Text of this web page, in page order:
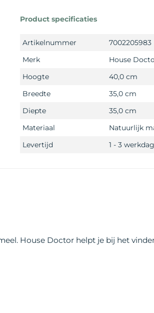
Product specificaties
Artikelnummer
7002205983
Merk
House
Hoogte
40,0 cm
Breedte
35,0 cm
Diepte
35,0 cm
Materiaal
Natuurlijk
Levertijd
1 - 3
House Doctor helpt je bij het